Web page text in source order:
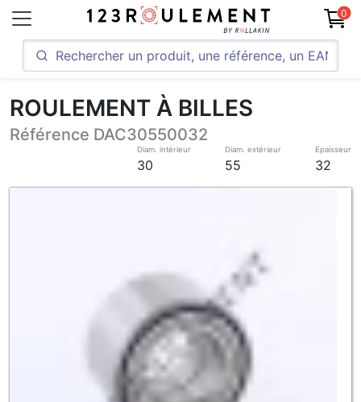
0
ROULEMENT À BILLES
Référence DAC30550032
Diam. intérieur
30
Diam. extérieur
55
Epaisseur
32